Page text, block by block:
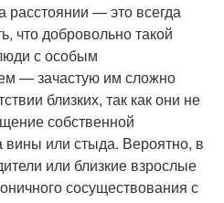
— это всегда
что добровольно такой
с особым
— зачастую им сложно
близких, так как они не
собственной
вины или стыда. Вероятно, в
или близкие взрослые
сосуществования с